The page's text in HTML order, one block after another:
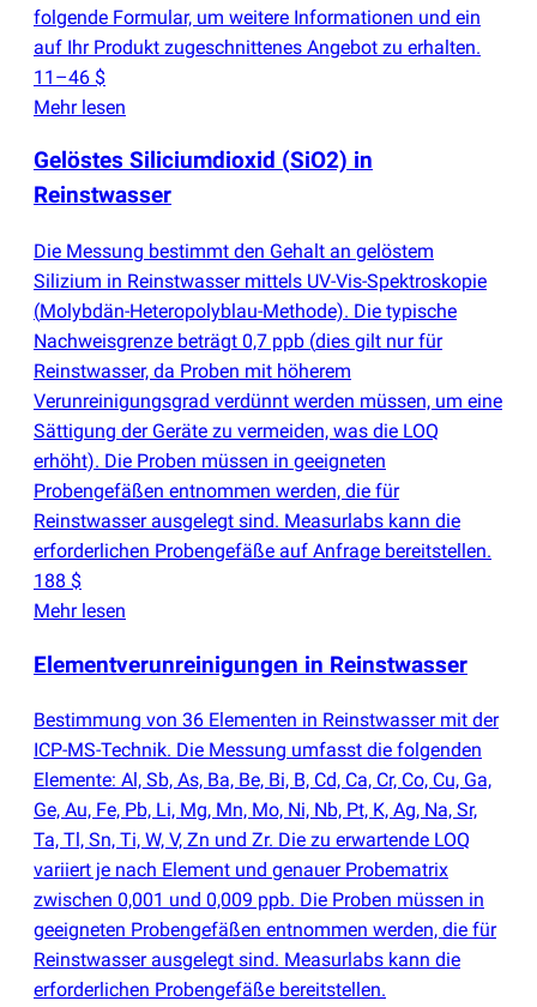
folgende Formular, um weitere Informationen und ein
auf Ihr Produkt zugeschnittenes Angebot zu erhalten.
11–46 $
Mehr lesen
Gelöstes Siliciumdioxid (SiO2) in
Reinstwasser
Die Messung bestimmt den Gehalt an gelöstem
Silizium in Reinstwasser mittels UV-Vis-Spektroskopie
(Molybdän-Heteropolyblau-Methode). Die typische
Nachweisgrenze beträgt 0,7 ppb (dies gilt nur für
Reinstwasser, da Proben mit höherem
Verunreinigungsgrad verdünnt werden müssen, um eine
Sättigung der Geräte zu vermeiden, was die LOQ
erhöht). Die Proben müssen in geeigneten
Probengefäßen entnommen werden, die für
Reinstwasser ausgelegt sind. Measurlabs kann die
erforderlichen Probengefäße auf Anfrage bereitstellen.
188 $
Mehr lesen
Elementverunreinigungen in Reinstwasser
Bestimmung von 36 Elementen in Reinstwasser mit der
ICP-MS-Technik. Die Messung umfasst die folgenden
Elemente: Al, Sb, As, Ba, Be, Bi, B, Cd, Ca, Cr, Co, Cu, Ga,
Ge, Au, Fe, Pb, Li, Mg, Mn, Mo, Ni, Nb, Pt, K, Ag, Na, Sr,
Ta, Tl, Sn, Ti, W, V, Zn und Zr. Die zu erwartende LOQ
variiert je nach Element und genauer Probematrix
zwischen 0,001 und 0,009 ppb. Die Proben müssen in
geeigneten Probengefäßen entnommen werden, die für
Reinstwasser ausgelegt sind. Measurlabs kann die
erforderlichen Probengefäße bereitstellen.